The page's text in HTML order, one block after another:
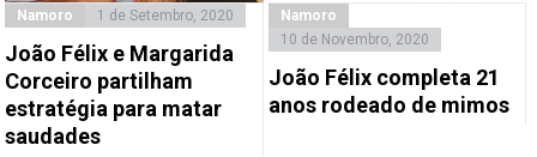
Namoro 1 de Setembro, 2020
João Félix e Margarida
Corceiro partilham
estratégia para matar
saudades
Namoro
10 de Novembro, 2020
João Félix completa 21
anos rodeado de mimos